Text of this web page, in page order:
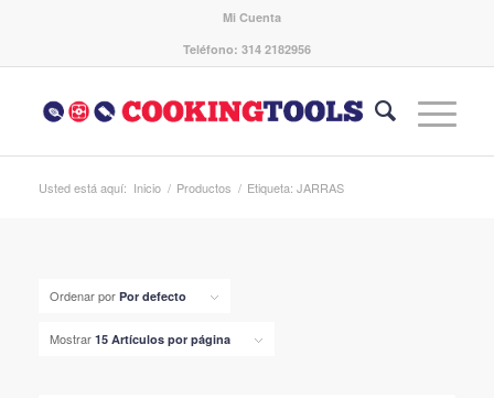
Mi Cuenta
Teléfono: 314 2182956
Usted está aquí: Inicio / Productos / Etiqueta: JARRAS
Ordenar por Por defecto
Mostrar 15 Artículos por página